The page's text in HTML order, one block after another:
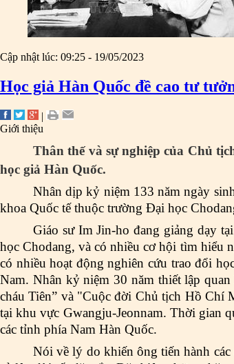
Cập nhật lúc: 09:25 - 19/05/2023
Học giả Hàn Quốc đề cao tư
|
Giới thiệu
Thân thế và sự nghiệp của Chủ
học giả Hàn Quốc.
Nhân dịp kỷ niệm 133 năm ngày
khoa Quốc tế thuộc trường Đại học
Giáo sư Im Jin-ho đang giảng dạy
học Chodang, và có nhiều cơ hội tìm hiểu
có nhiều hoạt động nghiên cứu trao đổi
Nam. Nhân kỷ niệm 30 năm thiết lập
cháu Tiên” và "Cuộc đời Chủ tịch Hồ Chí
tại khu vực Gwangju-Jeonnam. Thời gian
các tỉnh phía Nam Hàn Quốc.
Nói về lý do khiến ông tiến hành